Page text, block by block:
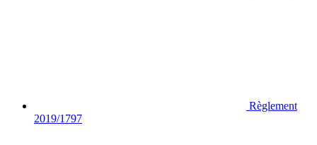
Règlement
2019/1797